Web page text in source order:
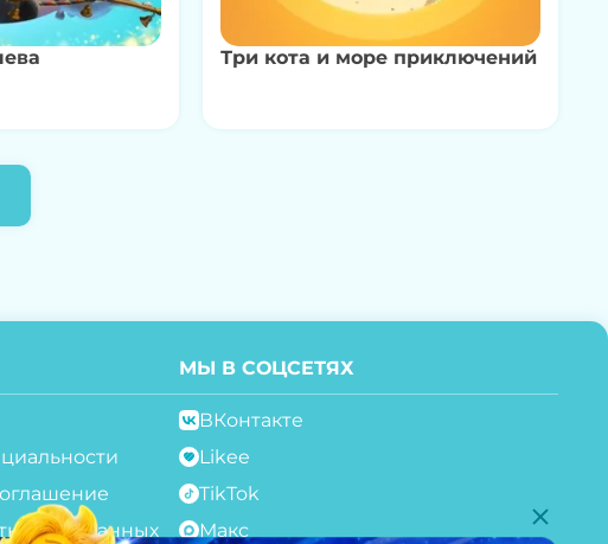
Три кота и море приключений
перс.данных
МЫ В СОЦСЕТЯХ
ВКонтакте
Likee
TikTok
Макс